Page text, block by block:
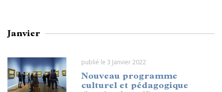
Janvier
publié le 3 Janvier 2022
Nouveau programme
culturel et pédagogique